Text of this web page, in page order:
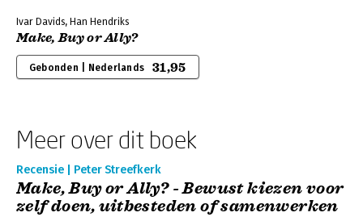
Ivar Davids, Han Hendriks
Make, Buy or Ally?
Gebonden | Nederlands 31,95
Meer over dit boek
Recensie | Peter Streefkerk
Make, Buy or Ally? - Bewust kiezen voor
zelf doen, uitbesteden of samenwerken